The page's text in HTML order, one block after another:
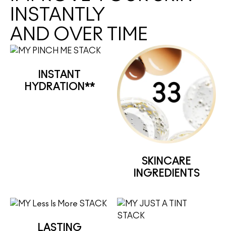
INSTANTLY
AND OVER TIME
INSTANT
HYDRATION**
SKINCARE
INGREDIENTS
LASTING